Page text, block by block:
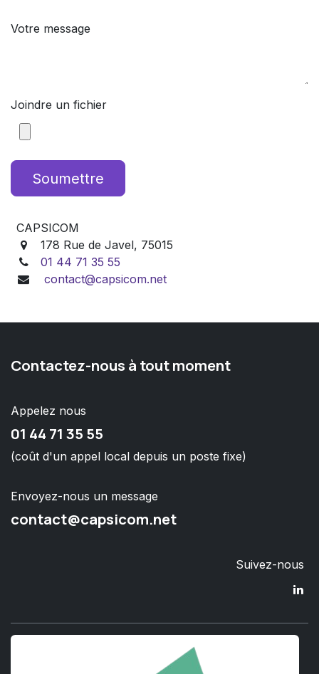
Votre message
Joindre un fichier
Soumettre
CAPSICOM
178 Rue de Javel, 75015
01 44 71 35 55
contact@capsicom.net
Contactez-nous à tout moment
Appelez nous
01 44 71 35 55
(coût d'un appel local depuis un poste fixe)
Envoyez-nous un message
contact@capsicom.net
Suivez-nous